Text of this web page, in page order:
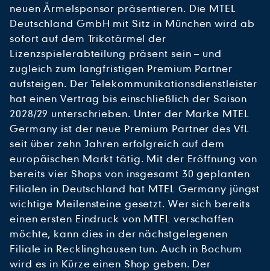
neuen Ärmelsponsor präsentieren. Die MTEL
Deutschland GmbH mit Sitz in München wird ab
sofort auf dem Trikotärmel der
Lizenzspielerabteilung präsent sein – und
zugleich zum langfristigen Premium Partner
aufsteigen. Der Telekommunikationsdienstleister
hat einen Vertrag bis einschließlich der Saison
2028/29 unterschrieben. Unter der Marke MTEL
Germany ist der neue Premium Partner des VfL
seit über zehn Jahren erfolgreich auf dem
europäischen Markt tätig. Mit der Eröffnung von
bereits vier Shops von insgesamt 30 geplanten
Filialen in Deutschland hat MTEL Germany jüngst
wichtige Meilensteine gesetzt. Wer sich bereits
einen ersten Eindruck von MTEL verschaffen
möchte, kann dies in der nächstgelegenen
Filiale in Recklinghausen tun. Auch in Bochum
wird es in Kürze einen Shop geben. Der